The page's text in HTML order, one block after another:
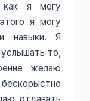
как я могу
я могу
навыки. Я
то,
желаю
отдавать